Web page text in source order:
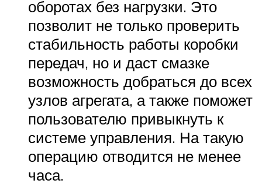
оборотах без нагрузки. Это
позволит не только проверить
стабильность работы коробки
передач, но и даст смазке
возможность добраться до всех
узлов агрегата, а также поможет
пользователю привыкнуть к
системе управления. На такую
операцию отводится не менее
часа.